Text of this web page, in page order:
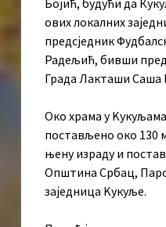
Бојић, будући да
ових локалних
предсједник
Радељић, бивши
Града Лакташи Саша
Око храма у Kукуљама
постављено око 130
њену израду и
Општина Србац,
заједница Kукуље.